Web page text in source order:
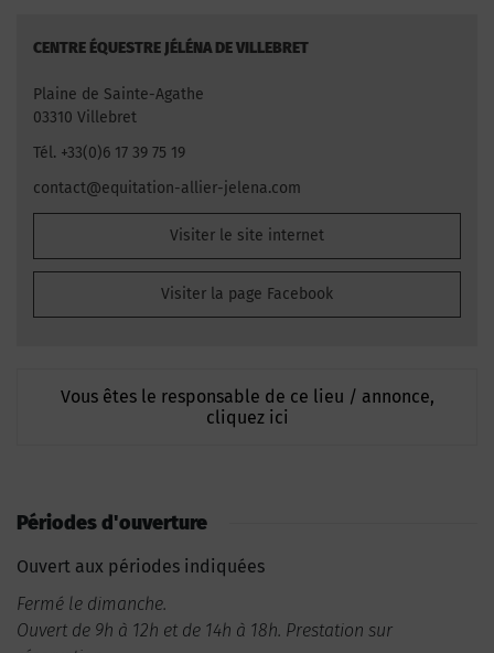
CENTRE ÉQUESTRE JÉLÉNA DE VILLEBRET
Plaine de Sainte-Agathe
03310 Villebret
Tél. +33(0)6 17 39 75 19
contact@equitation-allier-jelena.com
Visiter le site internet
Visiter la page Facebook
Vous êtes le responsable de ce lieu / annonce,
cliquez ici
Périodes d'ouverture
Ouvert aux périodes indiquées
Fermé le dimanche.
Ouvert de 9h à 12h et de 14h à 18h. Prestation sur